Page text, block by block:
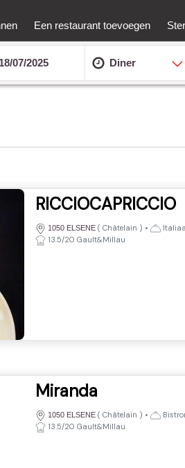
Een restaurant toevoegen
Diner
RICCIOCAPRICCIO
1050 ELSENE ( Châtelain ) •
13.5/20 Gault&Millau
Miranda
1050 ELSENE ( Châtelain ) •
13.5/20 Gault&Millau